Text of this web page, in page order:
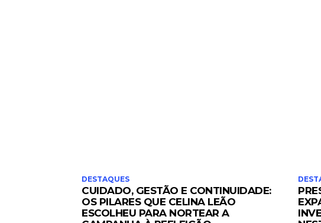
DESTAQUES
CUIDADO, GESTÃO E CONTINUIDADE:
OS PILARES QUE CELINA LEÃO
ESCOLHEU PARA NORTEAR A